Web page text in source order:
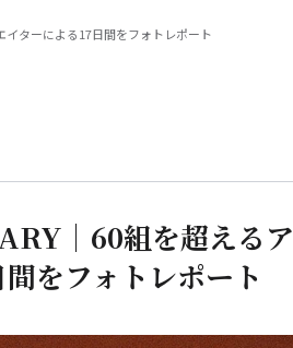
イターによる17日間をフォトレポート
｜60組を超えるア
をフォトレポート